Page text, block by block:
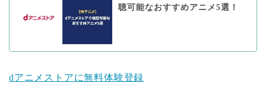
聴可能なおすすめアニメ5選！
dアニメストアに無料体験登録